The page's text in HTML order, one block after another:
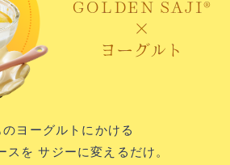
のヨーグルトに かける
スを サジーに変えるだけ。